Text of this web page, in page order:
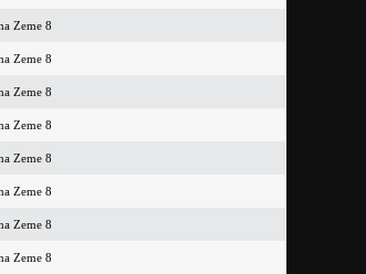
Zeme 8
Zeme 8
Zeme 8
Zeme 8
Zeme 8
Zeme 8
Zeme 8
Zeme 8